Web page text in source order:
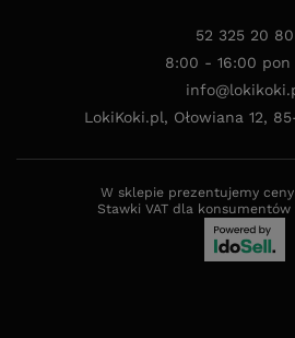
52 325 20 80
8:00 - 16:00
LokiKoki.pl, Ołowiana 12,
W sklepie prezentujemy ceny
Stawki VAT dla konsumentów